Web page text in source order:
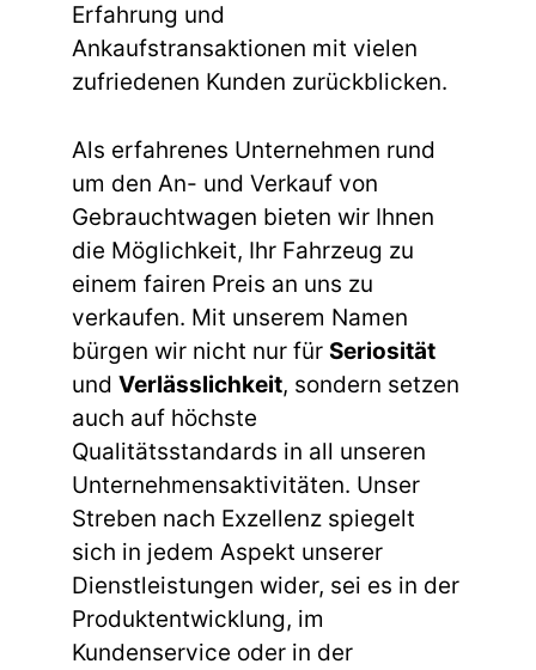
Erfahrung und
Ankaufstransaktionen mit vielen
zufriedenen Kunden zurückblicken.
Als erfahrenes Unternehmen rund
um den An- und Verkauf von
Gebrauchtwagen bieten wir Ihnen
die Möglichkeit, Ihr Fahrzeug zu
einem fairen Preis an uns zu
verkaufen. Mit unserem Namen
bürgen wir nicht nur für Seriosität
und Verlässlichkeit, sondern setzen
auch auf höchste
Qualitätsstandards in all unseren
Unternehmensaktivitäten. Unser
Streben nach Exzellenz spiegelt
sich in jedem Aspekt unserer
Dienstleistungen wider, sei es in der
Produktentwicklung, im
Kundenservice oder in der